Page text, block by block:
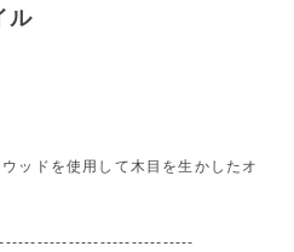
ル
ッドを使用して木目を生かしたオ